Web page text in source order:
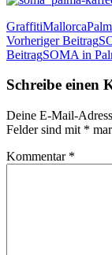
GraffitiMallorca
Vorheriger Beitrag
BeitragSOMA in
Schreibe einen
Deine E-Mail-
Felder sind mit *
Kommentar *